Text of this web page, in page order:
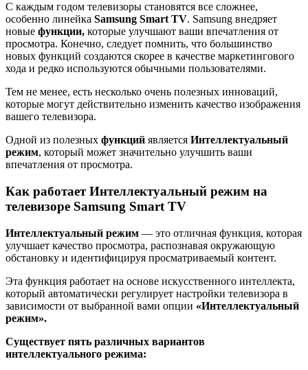
С каждым годом телевизоры становятся все сложнее,
особенно линейка Samsung Smart TV. Samsung внедряет
новые функции, которые улучшают ваши впечатления от
просмотра. Конечно, следует помнить, что большинство
новых функций создаются скорее в качестве маркетингового
хода и редко используются обычными пользователями.
Тем не менее, есть несколько очень полезных инноваций,
которые могут действительно изменить качество изображения
вашего телевизора.
Одной из полезных функций является Интеллектуальный
режим, который может значительно улучшить ваши
впечатления от просмотра.
Как работает Интеллектуальный режим на
телевизоре Samsung Smart TV
Интеллектуальный режим — это отличная функция, которая
улучшает качество просмотра, распознавая окружающую
обстановку и идентифицируя просматриваемый контент.
Эта функция работает на основе искусственного интеллекта,
который автоматически регулирует настройки телевизора в
зависимости от выбранной вами опции «Интеллектуальный
режим».
Существует пять различных вариантов
интеллектуального режима: